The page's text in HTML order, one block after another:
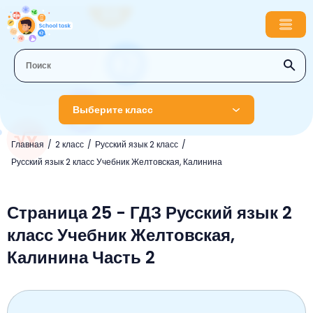
Выберите класс
Главная 2 класс
Русский язык 2 класс
Русский язык 2 класс Учебник Желтовская, Калинина
1 класс
Русский язык
Литературное чтение
Окружающий мир
Математика
Математика
Английский язык
Информатика
Литературное чтение
3 класс
Музыка
Окружающий мир
4 класс
Страница 25 - ГДЗ Русский язык 2
класс Учебник Желтовская,
Калинина Часть 2